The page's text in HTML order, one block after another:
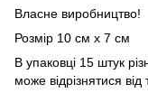
Власне виробництво!
Розмір 10 см х 7 см
В упаковці 15 штук
може відрізнятися